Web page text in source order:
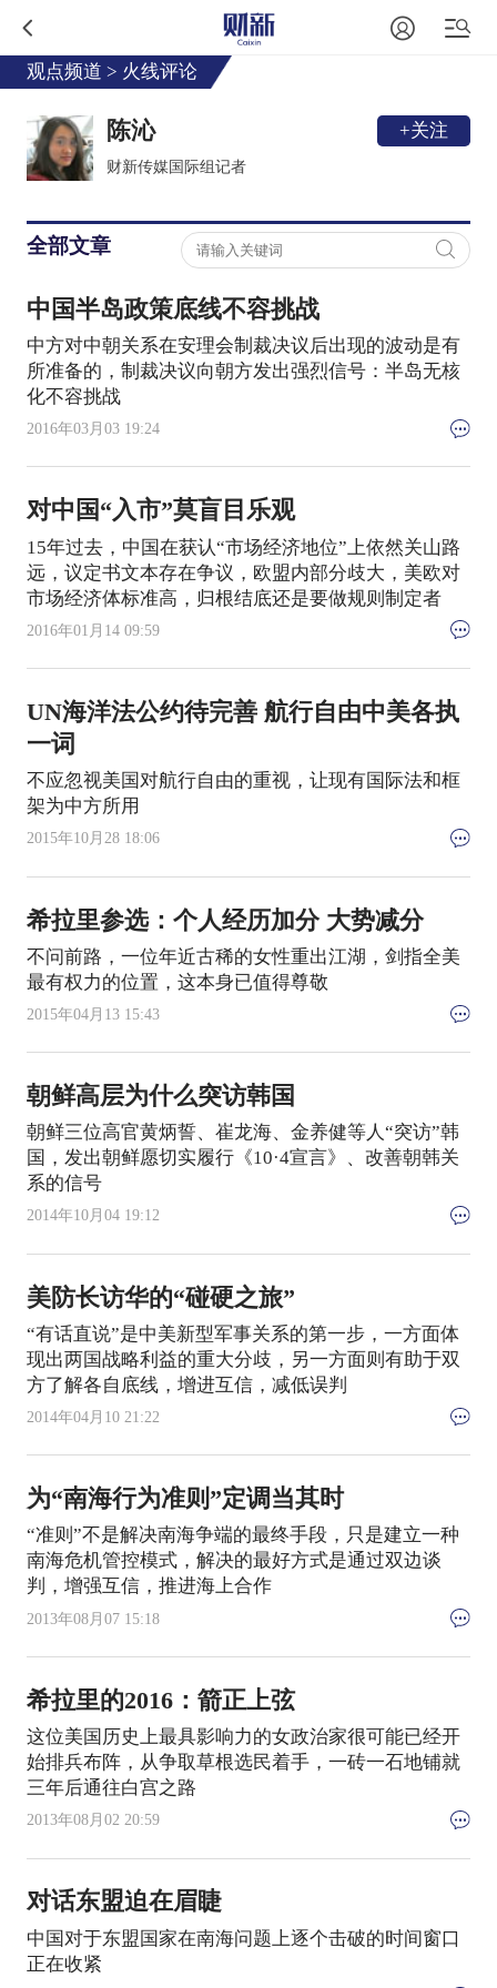
观点频道 > 火线评论
陈沁 +关注
财新传媒国际组记者
全部文章
中国半岛政策底线不容挑战
中方对中朝关系在安理会制裁决议后出现的波动是有
所准备的，制裁决议向朝方发出强烈信号：半岛无核
化不容挑战
2016年03月03 19:24
对中国“入市”莫盲目乐观
15年过去，中国在获认“市场经济地位”上依然关山路
远，议定书文本存在争议，欧盟内部分歧大，美欧对
市场经济体标准高，归根结底还是要做规则制定者
2016年01月14 09:59
UN海洋法公约待完善 航行自由中美各执
一词
不应忽视美国对航行自由的重视，让现有国际法和框
架为中方所用
2015年10月28 18:06
希拉里参选：个人经历加分 大势减分
不问前路，一位年近古稀的女性重出江湖，剑指全美
最有权力的位置，这本身已值得尊敬
2015年04月13 15:43
朝鲜高层为什么突访韩国
朝鲜三位高官黄炳誓、崔龙海、金养健等人“突访”韩
国，发出朝鲜愿切实履行《10·4宣言》、改善朝韩关
系的信号
2014年10月04 19:12
美防长访华的“碰硬之旅”
“有话直说”是中美新型军事关系的第一步，一方面体
现出两国战略利益的重大分歧，另一方面则有助于双
方了解各自底线，增进互信，减低误判
2014年04月10 21:22
为“南海行为准则”定调当其时
“准则”不是解决南海争端的最终手段，只是建立一种
南海危机管控模式，解决的最好方式是通过双边谈
判，增强互信，推进海上合作
2013年08月07 15:18
希拉里的2016：箭正上弦
这位美国历史上最具影响力的女政治家很可能已经开
始排兵布阵，从争取草根选民着手，一砖一石地铺就
三年后通往白宫之路
2013年08月02 20:59
对话东盟迫在眉睫
中国对于东盟国家在南海问题上逐个击破的时间窗口
正在收紧